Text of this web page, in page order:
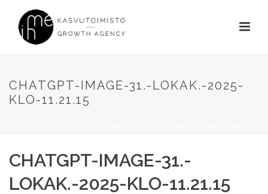
CHATGPT-IMAGE-31.-LOKAK.-2025-
KLO-11.21.15
CHATGPT-IMAGE-31.-
LOKAK.-2025-KLO-11.21.15